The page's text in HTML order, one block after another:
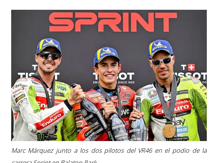
Marc Márquez junto a los dos pilotos del VR46 en el podio de la